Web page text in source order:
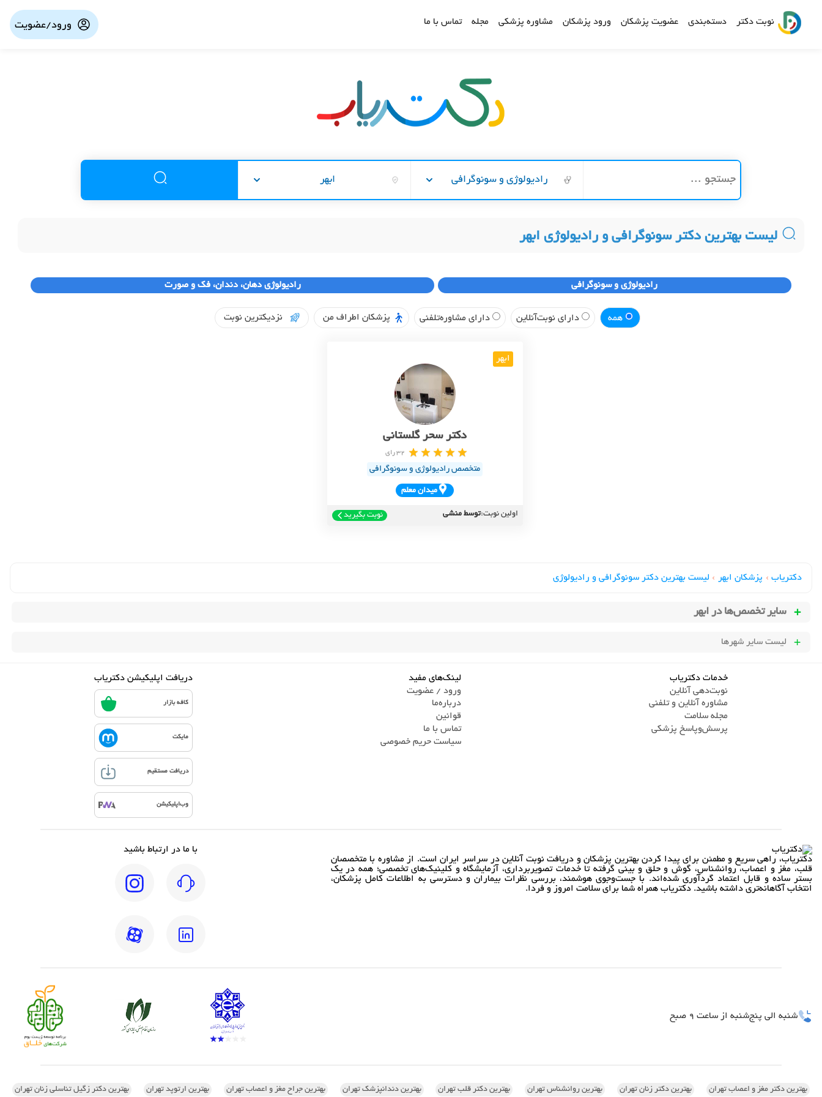
نوبت دکتر دسته‌بندی عضویت پزشکان ورود پزشکان مشاوره پزشکی مجله تماس با ما ورود/عضویت
رادیولوژی و سونوگرافی ابهر
لیست بهترین دکتر سونوگرافی و رادیولوژی ابهر
رادیولوژی و سونوگرافی رادیولوژی دهان، دندان، فک و صورت
همه دارای نوبت‌آنلاین دارای مشاوره‌تلفنی پزشکان اطراف من نزدیکترین نوبت
ابهر
دکتر سحر گلستانی
32 رای
متخصص رادیولوژی و سونوگرافی
ميدان معلم
اولین نوبت:توسط منشی نوبت بگیرید
دکتریاب › پزشکان ابهر › لیست بهترین دکتر سونوگرافی و رادیولوژی
سایر تخصص‌ها در ابهر
لیست سایر شهرها
خدمات دکتریاب
نوبت‌دهی آنلاین
مشاوره آنلاین و تلفنی
مجله سلامت
پرسش‌و‌پاسخ پزشکی
لینک‌های مفید
ورود / عضویت
درباره‌ما
قوانین
تماس ‌با ما
سیاست حریم خصوصی
دریافت اپلیکیشن دکتریاب
کافه بازار
مایکت
دریافت مستقیم
وب‌اپلیکیشن
دکتریاب، راهی سریع و مطمئن برای پیدا کردن بهترین پزشکان و دریافت نوبت آنلاین در سراسر ایران است. از مشاوره با متخصصان
قلب، مغز و اعصاب، روانشناس، گوش و حلق و بینی گرفته تا خدمات تصویربرداری، آزمایشگاه و کلینیک‌های تخصصی؛ همه در یک
بستر ساده و قابل اعتماد گردآوری شده‌اند. با جست‌وجوی هوشمند، بررسی نظرات بیماران و دسترسی به اطلاعات کامل پزشکان،
انتخاب آگاهانه‌تری داشته باشید. دکتریاب همراه شما برای سلامت امروز و فردا.
با ما در ارتباط باشید
شنبه الی پنج‌شنبه از ساعت 9 صبح
بهترین دکتر مغز و اعصاب تهران بهترین دکتر زنان تهران بهترین روانشناس تهران بهترین دکتر قلب تهران بهترین دندانپزشک تهران بهترین جراح مغز و اعصاب تهران بهترین ارتوپد تهران بهترین دکتر زگیل تناسلی زنان تهران